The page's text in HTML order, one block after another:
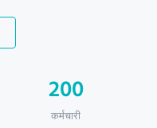
200
कर्मचारी